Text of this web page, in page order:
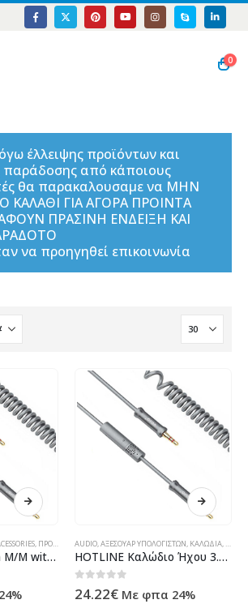
0
έλλειψης προϊόντων και
παράδοσης από κάποιους
θα παρακαλουσαμε να ΜΗΝ
ΚΑΛΑΘΙ ΓΙΑ ΑΓΟΡΑ ΠΡΟΙΝΤΑ
ΠΡΑΣΙΝΗ ΕΝΔΕΙΞΗ ΚΑΙ
να προηγηθεί επικοινωνία
ΠΡΟΪΌΝΤΑ ΠΛΗΡΟΦΟΡΙΚΉΣ - ΚΙΝΗΤΉΣ ΤΗΛΕΦΩΝΊΑΣ - ΗΛΕΚΤΡΟΝΙΚΆ
Audio cabel 3.5mm M/M with microphone, No brand elastic HOTLINE 25cm -18234
AUDIO ΑΞΕΣΟΥΆΡ ΥΠΟΛΟΓΙΣΤΏΝ ΚΑΛΏΔΙΑ
HOTLINE Καλώδιο Ήχου 3.5mm Μ/Μ, 25cm με Μικρόφωνο, ελαστικό, ΟΕΜ – 18234
0out of 5
24.22€ Με φπα 24%